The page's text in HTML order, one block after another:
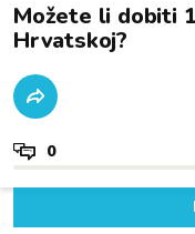
Možete li dobiti
Hrvatskoj?
0